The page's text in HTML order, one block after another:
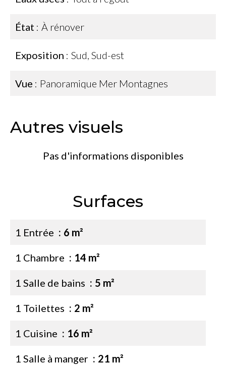
État À rénover
Exposition Sud, Sud-est
Vue Panoramique Mer Montagnes
Autres visuels
Pas d'informations disponibles
Surfaces
1 Entrée 6 m²
1 Chambre 14 m²
1 Salle de bains 5 m²
1 Toilettes 2 m²
1 Cuisine 16 m²
1 Salle à manger 21 m²